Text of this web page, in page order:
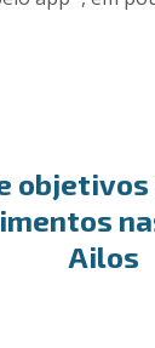
objetivos
Ailos